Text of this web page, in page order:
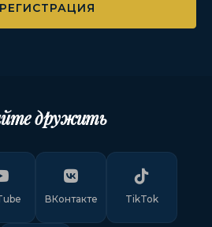
РЕГИСТРАЦИЯ
дружить
ВКонтакте TikTok